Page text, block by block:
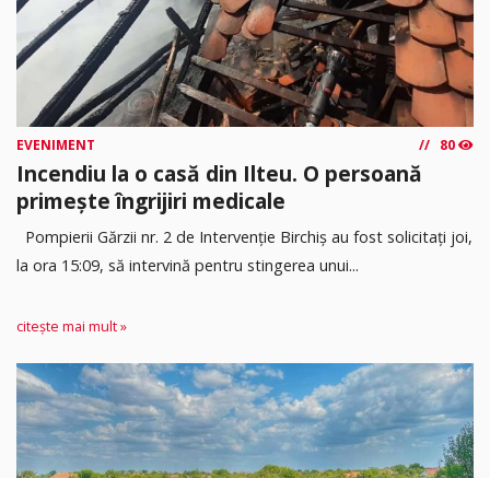
EVENIMENT 80
Incendiu la o casă din Ilteu. O persoană
primește îngrijiri medicale
Pompierii Gărzii nr. 2 de Intervenție Birchiș au fost solicitați joi,
la ora 15:09, să intervină pentru stingerea unui...
citește mai mult »